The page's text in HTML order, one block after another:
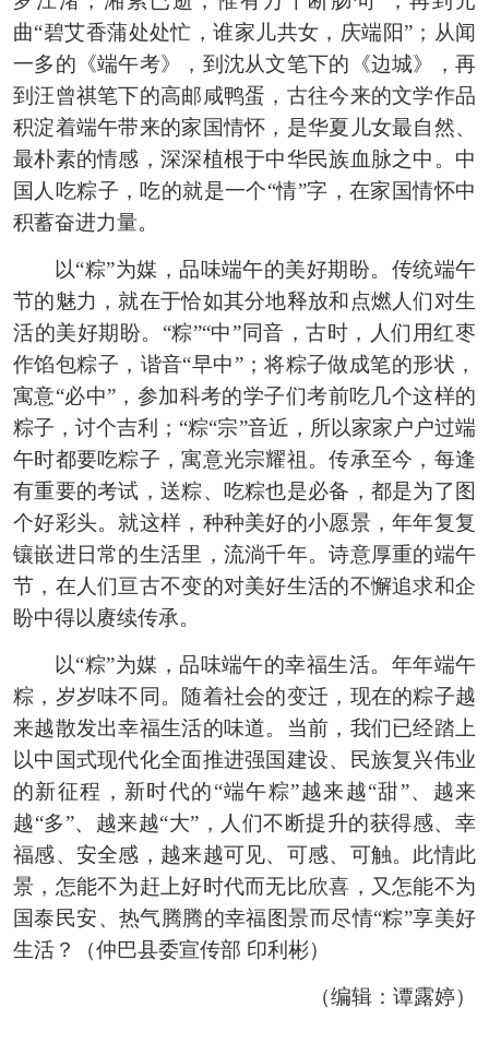
曲“碧艾香蒲处处忙，谁家儿共女，庆端阳”；从闻
一多的《端午考》，到沈从文笔下的《边城》，再
到汪曾祺笔下的高邮咸鸭蛋，古往今来的文学作品
积淀着端午带来的家国情怀，是华夏儿女最自然、
最朴素的情感，深深植根于中华民族血脉之中。中
国人吃粽子，吃的就是一个“情”字，在家国情怀中
积蓄奋进力量。
以“粽”为媒，品味端午的美好期盼。传统端午
节的魅力，就在于恰如其分地释放和点燃人们对生
活的美好期盼。“粽”“中”同音，古时，人们用红枣
作馅包粽子，谐音“早中”；将粽子做成笔的形状，
寓意“必中”，参加科考的学子们考前吃几个这样的
粽子，讨个吉利；“粽“宗”音近，所以家家户户过端
午时都要吃粽子，寓意光宗耀祖。传承至今，每逢
有重要的考试，送粽、吃粽也是必备，都是为了图
个好彩头。就这样，种种美好的小愿景，年年复复
镶嵌进日常的生活里，流淌千年。诗意厚重的端午
节，在人们亘古不变的对美好生活的不懈追求和企
盼中得以赓续传承。
以“粽”为媒，品味端午的幸福生活。年年端午
粽，岁岁味不同。随着社会的变迁，现在的粽子越
来越散发出幸福生活的味道。当前，我们已经踏上
以中国式现代化全面推进强国建设、民族复兴伟业
的新征程，新时代的“端午粽”越来越“甜”、越来
越“多”、越来越“大”，人们不断提升的获得感、幸
福感、安全感，越来越可见、可感、可触。此情此
景，怎能不为赶上好时代而无比欣喜，又怎能不为
国泰民安、热气腾腾的幸福图景而尽情“粽”享美好
生活？
（仲巴县委宣传部 印利彬）
（编辑：谭露婷）